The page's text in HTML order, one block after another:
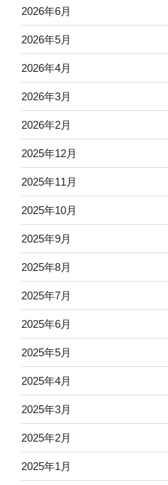
2026年6月
2026年5月
2026年4月
2026年3月
2026年2月
2025年12月
2025年11月
2025年10月
2025年9月
2025年8月
2025年7月
2025年6月
2025年5月
2025年4月
2025年3月
2025年2月
2025年1月